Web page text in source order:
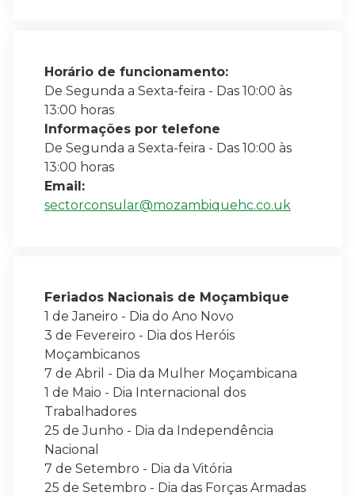
Horário de funcionamento:
De Segunda a Sexta-feira - Das 10:00 às
13:00 horas
Informações por telefone
De Segunda a Sexta-feira - Das 10:00 às
13:00 horas
Email:
sectorconsular@mozambiquehc.co.uk
Feriados Nacionais de Moçambique
1 de Janeiro - Dia do Ano Novo
3 de Fevereiro - Dia dos Heróis
Moçambicanos
7 de Abril - Dia da Mulher Moçambicana
1 de Maio - Dia Internacional dos
Trabalhadores
25 de Junho - Dia da Independência
Nacional
7 de Setembro - Dia da Vitória
25 de Setembro - Dia das Forças Armadas